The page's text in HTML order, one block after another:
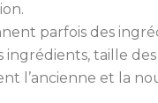
parfois des
ingrédients, taille
l’ancienne et la